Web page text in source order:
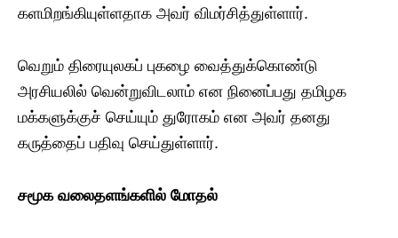
களமிறங்கியுள்ளதாக அவர் விமர்சித்துள்ளார்.
வெறும் திரையுலகப் புகழை வைத்துக்கொண்டு
அரசியலில் வென்றுவிடலாம் என நினைப்பது தமிழக
மக்களுக்குச் செய்யும் துரோகம் என அவர் தனது
கருத்தைப் பதிவு செய்துள்ளார்.
சமூக வலைதளங்களில் மோதல்